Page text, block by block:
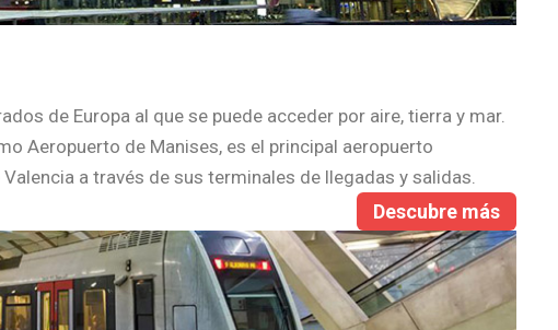
de Europa al que se puede acceder por aire, tierra y mar.
Aeropuerto de Manises, es el principal aeropuerto
a través de sus terminales de llegadas y salidas.
Descubre más